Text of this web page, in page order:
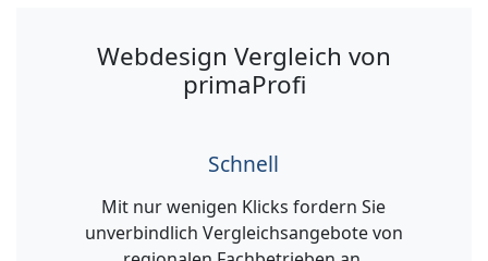
Webdesign Vergleich von
primaProfi
Schnell
Mit nur wenigen Klicks fordern Sie
unverbindlich Vergleichsangebote von